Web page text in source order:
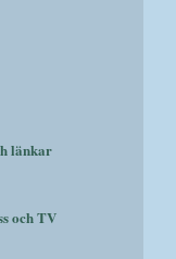
länkar
och TV